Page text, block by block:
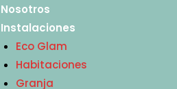
Nosotros
Instalaciones
Eco Glam
Habitaciones
Granja